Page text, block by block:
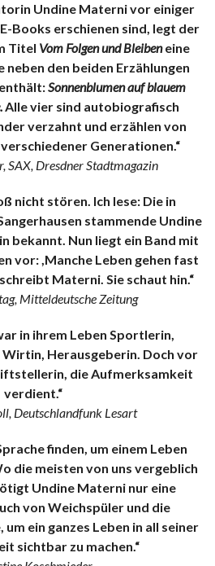
Undine Materni vor einiger
Books erschienen sind, legt der
Titel Vom Folgen und Bleibeneine
neben den beiden Erzählungen
Sonnenblumen auf blauem
Alle vier sind autobiografisch
verzahnt und erzählen von
Generationen.“
SAX, Dresdner Stadtmagazin
nicht stören. Ich lese: Die in
stammende Undine
bekannt. Nun liegt ein Band mit
vor: ,Manche Leben gehen fast
Materni. Sie schaut hin.“
Mitteldeutsche Zeitung
in ihrem Leben Sportlerin,
Herausgeberin. Doch vor
die Aufmerksamkeit
verdient.“
Deutschlandfunk Lesart
finden, um einem Leben
die meisten von uns vergeblich
Undine Materni nur eine
von Weichspüler und die
um ein ganzes Leben in all seiner
sichtbar zu machen.“